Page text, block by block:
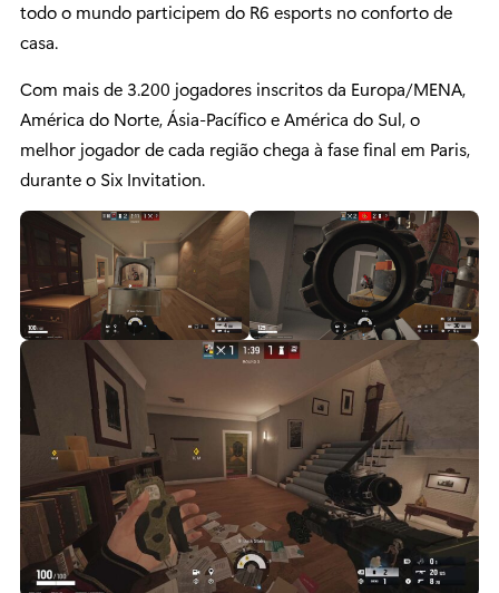
todo o mundo participem do R6 esports no conforto de
casa.
Com mais de 3.200 jogadores inscritos da Europa/MENA,
América do Norte, Ásia-Pacífico e América do Sul, o
melhor jogador de cada região chega à fase final em Paris,
durante o Six Invitation.